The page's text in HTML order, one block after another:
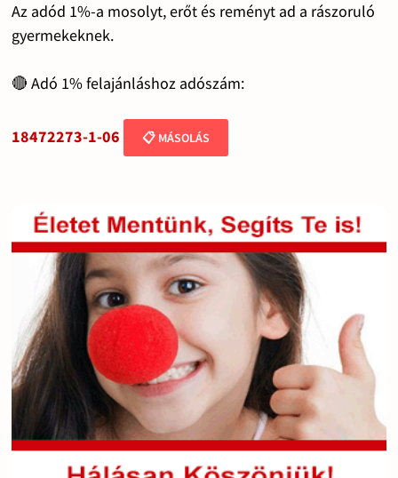
Az adód 1%-a mosolyt, erőt és reményt ad a rászoruló
gyermekeknek.
🔴 Adó 1% felajánláshoz adószám:
18472273-1-06 📋 MÁSOLÁS